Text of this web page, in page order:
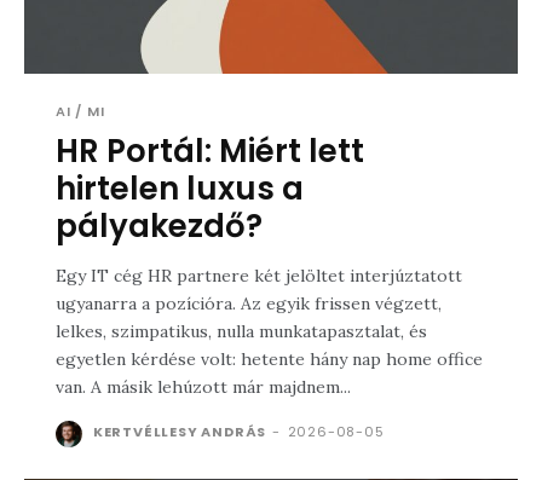
AI / MI
HR Portál: Miért lett
hirtelen luxus a
pályakezdő?
Egy IT cég HR partnere két jelöltet interjúztatott
ugyanarra a pozícióra. Az egyik frissen végzett,
lelkes, szimpatikus, nulla munkatapasztalat, és
egyetlen kérdése volt: hetente hány nap home office
van. A másik lehúzott már majdnem...
KERTVÉLLESY ANDRÁS - 2026-08-05